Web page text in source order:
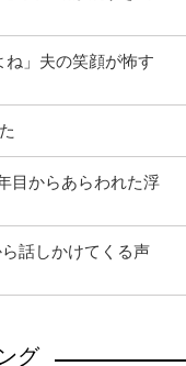
ね」夫の笑顔が怖す
目からあらわれた浮
話しかけてくる声
グ